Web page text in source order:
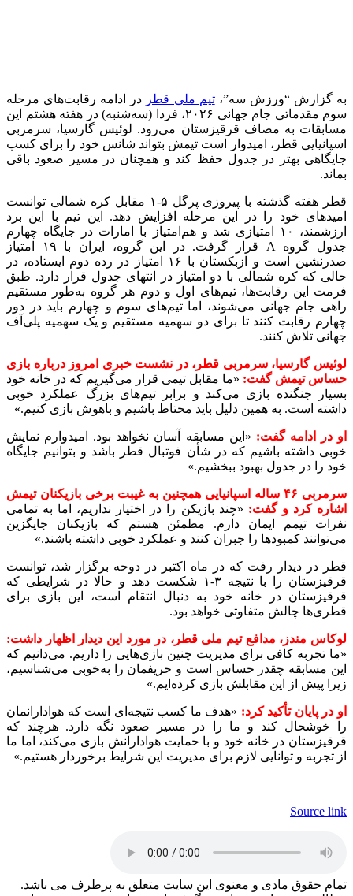
به گزارش “ورزش سه”،تیم ملی قطر در ادامه رقابت‌های مرحله
سوم مقدماتی جام جهانی ۲۰۲۶، فردا (سه‌شنبه) در هفته هشتم این
مسابقات به مصاف قرقیزستان می‌رود. لوئیس گارسیا، سرمربی
اسپانیایی قطر، امیدوار است تیمش بتواند شانس خود را برای کسب
جایگاهی بهتر در جدول حفظ کند و همچنان در مسیر صعود باقی
بماند.
قطر هفته گذشته با پیروزی پرگل ۵-۱ مقابل کره شمالی توانست
امیدهای خود را در این مرحله افزایش دهد. این تیم با این برد
ارزشمند، ۱۰ امتیازی شد و هم‌امتیاز با امارات در جایگاه چهارم
جدول گروه A قرار گرفت. در این گروه، ایران با ۱۹ امتیاز
صدرنشین است و ازبکستان با ۱۶ امتیاز در رده دوم ایستاده، در
حالی که کره شمالی با دو امتیاز در انتهای جدول قرار دارد. طبق
فرمت این رقابت‌ها، تیم‌های اول و دوم هر گروه به‌طور مستقیم
راهی جام جهانی می‌شوند، اما تیم‌های سوم و چهارم باید در دور
چهارم رقابت کنند تا برای دو سهمیه مستقیم و یک سهمیه پلی‌آف
جهانی تلاش کنند.
لوئیس گارسیا، سرمربی قطر، در نشست خبری امروز درباره بازی
حساس تیمش گفت: «ما مقابل تیمی قرار می‌گیریم که در خانه خود
بسیار جنگنده بازی می‌کند و برابر تیم‌های بزرگ عملکرد خوبی
داشته است. به همین دلیل باید محتاط باشیم و باهوش بازی کنیم.»
او در ادامه گفت: «این مسابقه آسان نخواهد بود. امیدوارم نمایش
خوبی داشته باشیم که در شأن فوتبال قطر باشد و بتوانیم جایگاه
خود را در جدول بهبود ببخشیم.»
سرمربی ۴۶ ساله اسپانیایی همچنین به غیبت برخی بازیکنان تیمش
اشاره کرد و گفت: «چند بازیکن را در اختیار نداریم، اما به تمامی
نفرات تیمم ایمان دارم. مطمئن هستم که بازیکنان جایگزین
می‌توانند کمبودها را جبران کنند و عملکرد خوبی داشته باشند.»
قطر در دیدار رفت که در ماه اکتبر در دوحه برگزار شد، توانست
قرقیزستان را با نتیجه ۳-۱ شکست دهد و حالا در شرایطی که
قرقیزستان در خانه خود به دنبال انتقام است، این بازی برای
قطری‌ها چالش متفاوتی خواهد بود.
لوکاس مندز، مدافع تیم ملی قطر، در مورد این دیدار اظهار داشت:
«ما تجربه کافی برای مدیریت چنین بازی‌هایی را داریم. می‌دانیم که
این مسابقه چقدر حساس است و حریفمان را به‌خوبی می‌شناسیم،
زیرا پیش از این مقابلش بازی کرده‌ایم.»
او در پایان تأکید کرد: «هدف ما کسب نتیجه‌ای است که هوادارانمان
را خوشحال کند و ما را در مسیر صعود نگه دارد. هرچند که
قرقیزستان در خانه خود و با حمایت هوادارانش بازی می‌کند، اما ما
از تجربه و توانایی لازم برای مدیریت این شرایط برخوردار هستیم.»
Source link
تمام حقوق مادی و معنوی این سایت متعلق به پرطرف می باشد.